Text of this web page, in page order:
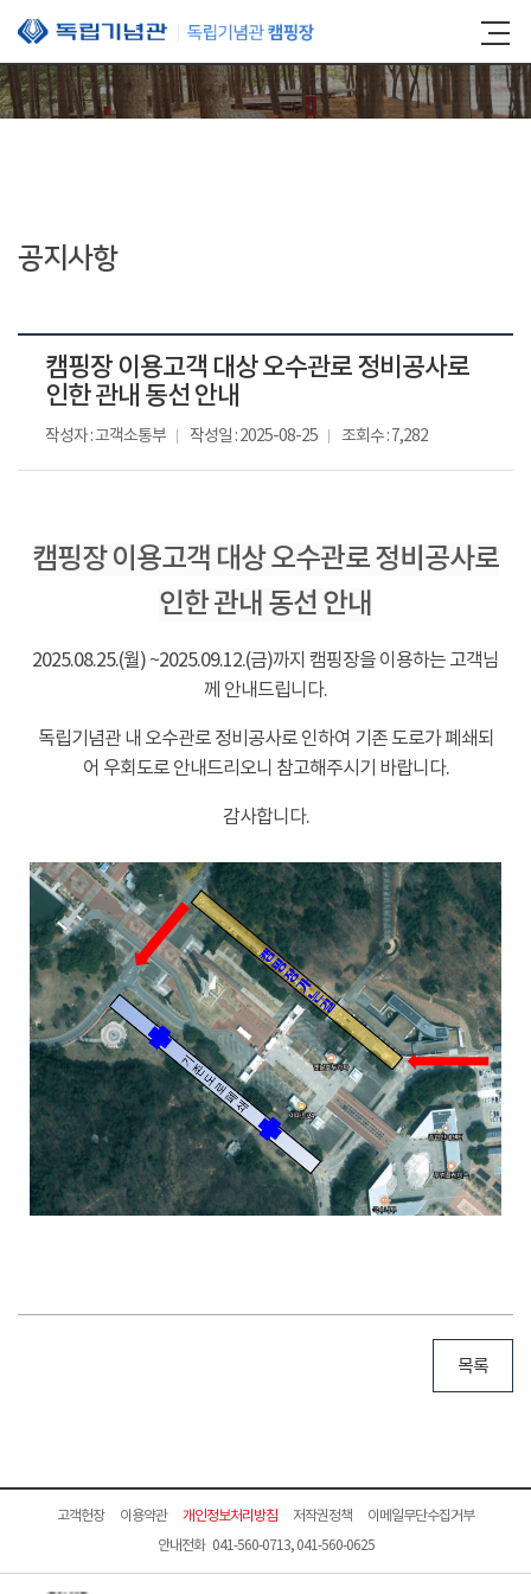
본문 바로가기
공지사항
캠핑장 이용고객 대상 오수관로 정비공사로
인한 관내 동선 안내
작성자 : 고객소통부 작성일 : 2025-08-25 조회수 : 7,282
캠핑장 이용고객 대상 오수관로 정비공사로
인한 관내 동선 안내
2025.08.25.(월) ~2025.09.12.(금)까지 캠핑장을 이용하는 고객님
께 안내드립니다.
독립기념관 내 오수관로 정비공사로 인하여 기존 도로가 폐쇄되
어 우회도로 안내드리오니 참고해주시기 바랍니다.
감사합니다.
목록
고객헌장 이용약관 개인정보처리방침 저작권정책
이메일무단수집거부
안내전화 041-560-0713, 041-560-0625